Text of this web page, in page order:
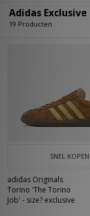
Adidas Exclusive
19 Producten
SNEL KOPEN
adidas Originals
Torino 'The Torino
Job' - size? exclusive